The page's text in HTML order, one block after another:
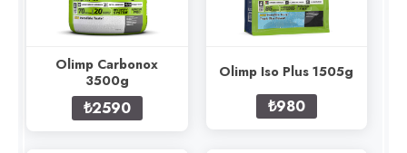
Olimp Carbonox
3500g
₺2590
Olimp Iso Plus 1505g
₺980